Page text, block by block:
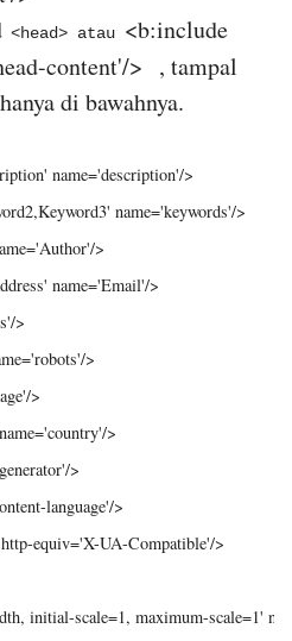
<head> atau <b:include
content'/> , tampal
di bawahnya.
name='description'/>
name='keywords'/>
>
name='Email'/>
>
>
>
>
>
language'/>
equiv='X-UA-Compatible'/>
initial-scale=1, maximum-scale=1'